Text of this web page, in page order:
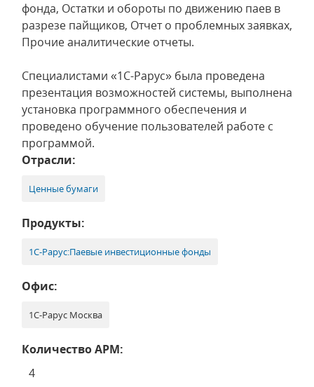
фонда, Остатки и обороты по движению паев в
разрезе пайщиков, Отчет о проблемных заявках,
Прочие аналитические отчеты.
Специалистами «1С-Рарус» была проведена
презентация возможностей системы, выполнена
установка программного обеспечения и
проведено обучение пользователей работе с
программой.
Отрасли:
Ценные бумаги
Продукты:
1С-Рарус:Паевые инвестиционные фонды
Офис:
1С-Рарус Москва
Количество АРМ:
4